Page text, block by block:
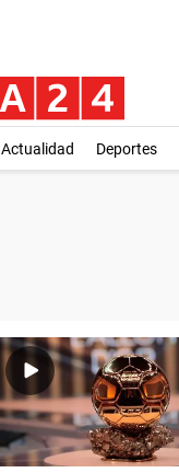
Actualidad Deportes